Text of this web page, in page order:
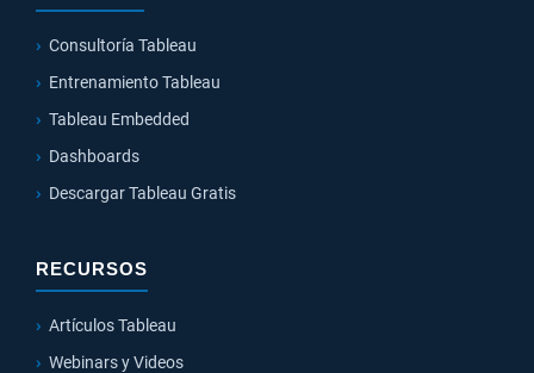
Consultoría Tableau
Entrenamiento Tableau
Tableau Embedded
Dashboards
Descargar Tableau Gratis
RECURSOS
Artículos Tableau
Webinars y Videos